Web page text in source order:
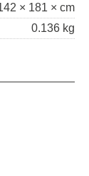
× 181 × cm
0.136 kg